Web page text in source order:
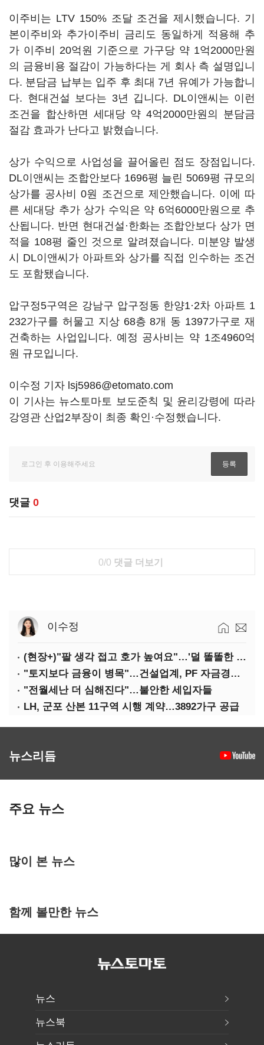
이주비는 LTV 150% 조달 조건을 제시했습니다. 기
본이주비와 추가이주비 금리도 동일하게 적용해 추
가 이주비 20억원 기준으로 가구당 약 1억2000만원
의 금융비용 절감이 가능하다는 게 회사 측 설명입니
다. 분담금 납부는 입주 후 최대 7년 유예가 가능합니
다. 현대건설 보다는 3년 깁니다. DL이앤씨는 이런
조건을 합산하면 세대당 약 4억2000만원의 분담금
절감 효과가 난다고 밝혔습니다.
상가 수익으로 사업성을 끌어올린 점도 장점입니다.
DL이앤씨는 조합안보다 1696평 늘린 5069평 규모의
상가를 공사비 0원 조건으로 제안했습니다. 이에 따
른 세대당 추가 상가 수익은 약 6억6000만원으로 추
산됩니다. 반면 현대건설·한화는 조합안보다 상가 면
적을 108평 줄인 것으로 알려졌습니다. 미분양 발생
시 DL이앤씨가 아파트와 상가를 직접 인수하는 조건
도 포함됐습니다.
압구정5구역은 강남구 압구정동 한양1·2차 아파트 1
232가구를 허물고 지상 68층 8개 동 1397가구로 재
건축하는 사업입니다. 예정 공사비는 약 1조4960억
원 규모입니다.
이수정 기자 lsj5986@etomato.com
이 기사는 뉴스토마토 보도준칙 및 윤리강령에 따라
강영관 산업2부장이 최종 확인·수정했습니다.
댓글 0
0/0 댓글 더보기
이수정
(현장+)"팔 생각 접고 호가 높여요"…'덜 똘똘한 한 채' 20억 키맞추기
"토지보다 금융이 병목"…건설업계, PF 자금경색 해소 목소리
"전월세난 더 심해진다"…불안한 세입자들
LH, 군포 산본 11구역 시행 계약…3892가구 공급
뉴스리듬
주요 뉴스
많이 본 뉴스
함께 볼만한 뉴스
뉴스
뉴스북